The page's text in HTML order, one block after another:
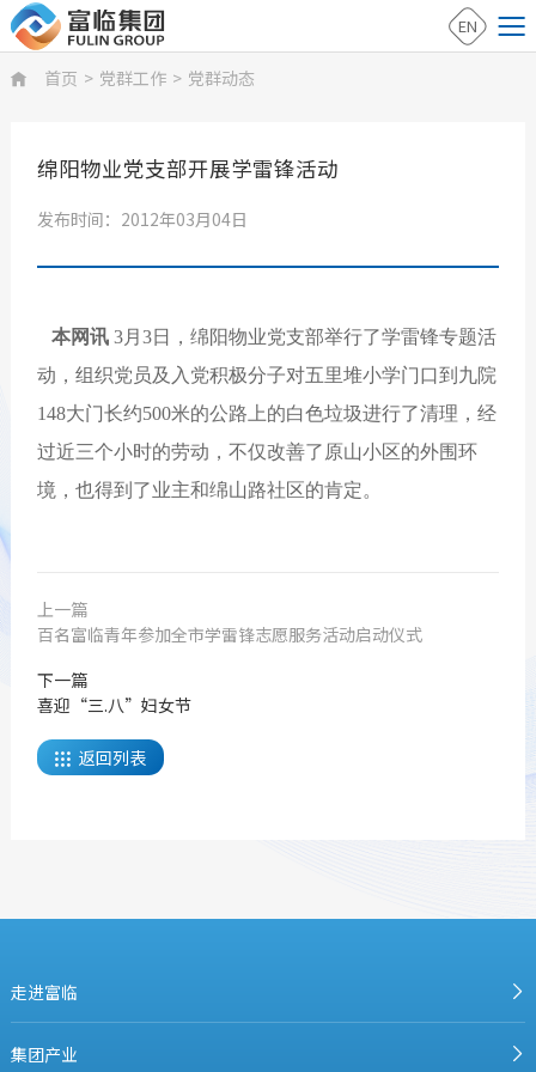
EN
 首页 > 党群工作 > 党群动态
绵阳物业党支部开展学雷锋活动
发布时间：2012年03月04日
本网讯 3月3日，绵阳物业党支部举行了学雷锋专题活
动，组织党员及入党积极分子对五里堆小学门口到九院
148大门长约500米的公路上的白色垃圾进行了清理，经
过近三个小时的劳动，不仅改善了原山小区的外围环
境，也得到了业主和绵山路社区的肯定。
上一篇
百名富临青年参加全市学雷锋志愿服务活动启动仪式
下一篇
喜迎“三.八”妇女节
 返回列表
走进富临
集团产业